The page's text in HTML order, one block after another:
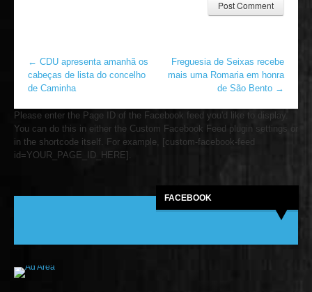
← CDU apresenta amanhã os
cabeças de lista do concelho
de Caminha
Freguesia de Seixas recebe
mais uma Romaria em honra
de São Bento →
Please enter the Page ID of the Facebook feed you'd like to display.
You can do this in either the Custom Facebook Feed plugin settings or
in the shortcode itself. For example, [custom-facebook-feed
id=YOUR_PAGE_ID_HERE].
FACEBOOK